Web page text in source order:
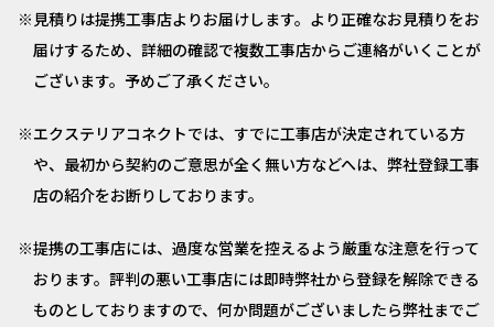
見積りは提携工事店よりお届けします。より正確なお見積りをお
届けするため、詳細の確認で複数工事店からご連絡がいくことが
ございます。予めご了承ください。
エクステリアコネクトでは、すでに工事店が決定されている方
や、最初から契約のご意思が全く無い方などへは、弊社登録工事
店の紹介をお断りしております。
提携の工事店には、過度な営業を控えるよう厳重な注意を行って
おります。評判の悪い工事店には即時弊社から登録を解除できる
ものとしておりますので、何か問題がございましたら弊社までご